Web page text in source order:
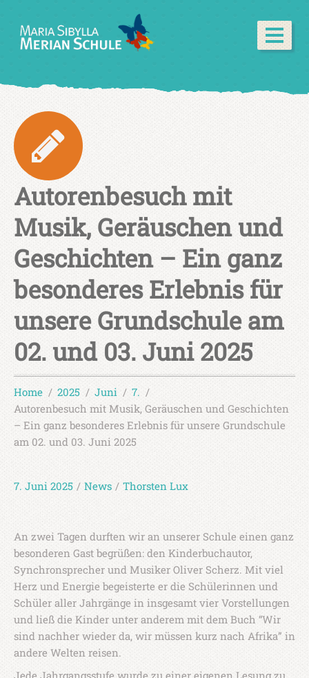
Autorenbesuch mit
Musik, Geräuschen und
Geschichten – Ein ganz
besonderes Erlebnis für
unsere Grundschule am
02. und 03. Juni 2025
Home 2025 Juni
7.
Autorenbesuch mit Musik, Geräuschen und Geschichten
– Ein ganz besonderes Erlebnis für unsere Grundschule
am 02. und 03. Juni 2025
7. Juni 2025 / News / Thorsten Lux
An zwei Tagen durften wir an unserer Schule einen ganz
besonderen Gast begrüßen: den Kinderbuchautor,
Synchronsprecher und Musiker Oliver Scherz. Mit viel
Herz und Energie begeisterte er die Schülerinnen und
Schüler aller Jahrgänge in insgesamt vier Vorstellungen
und ließ die Kinder unter anderem mit dem Buch “Wir
sind nachher wieder da, wir müssen kurz nach Afrika” in
andere Welten reisen.